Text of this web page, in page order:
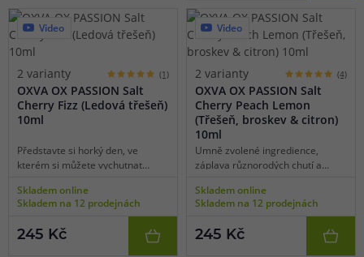
citronu.
každý váš den.
Video
2 varianty (1)
OXVA OX PASSION Salt
Cherry Fizz (Ledová třešeň)
10ml
Představte si horký den, ve
kterém si můžete vychutnat
osvěžení. Čeká na vás miska plná
čerstvě natrhaných třešní
první potah lze ucítit sladkost a
Skladem online
Skladem na 12 prodejnách
245 Kč
Video
2 varianty (4)
OXVA OX PASSION Salt
Cherry Peach Lemon
(Třešeň, broskev & citron)
10ml
Umně zvolené ingredience,
záplava různorodých chutí a
bomba vás chytne a už nepustí.
Připravte se na vybalancovanou
broskví a štiplavého citronu.
Skladem online
Skladem na 12 prodejnách
245 Kč